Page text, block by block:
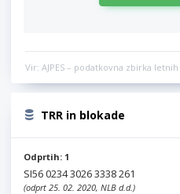
Vir: AJPES – podatkovna zbirka
TRR in blokade
Odprtih: 1
SI56 0234 3026 3338 261
(odprt 25. 02. 2020, NLB d.d.)